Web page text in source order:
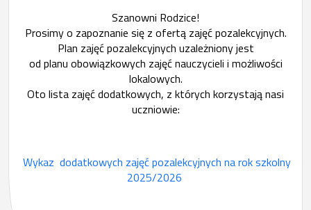
Szanowni Rodzice!
Prosimy o zapoznanie się z ofertą zajęć pozalekcyjnych.
Plan zajęć pozalekcyjnych uzależniony jest
od planu obowiązkowych zajęć nauczycieli i możliwości
lokalowych.
Oto lista zajęć dodatkowych, z których korzystają nasi
uczniowie:
Wykaz dodatkowych zajęć pozalekcyjnych na rok szkolny
2025/2026